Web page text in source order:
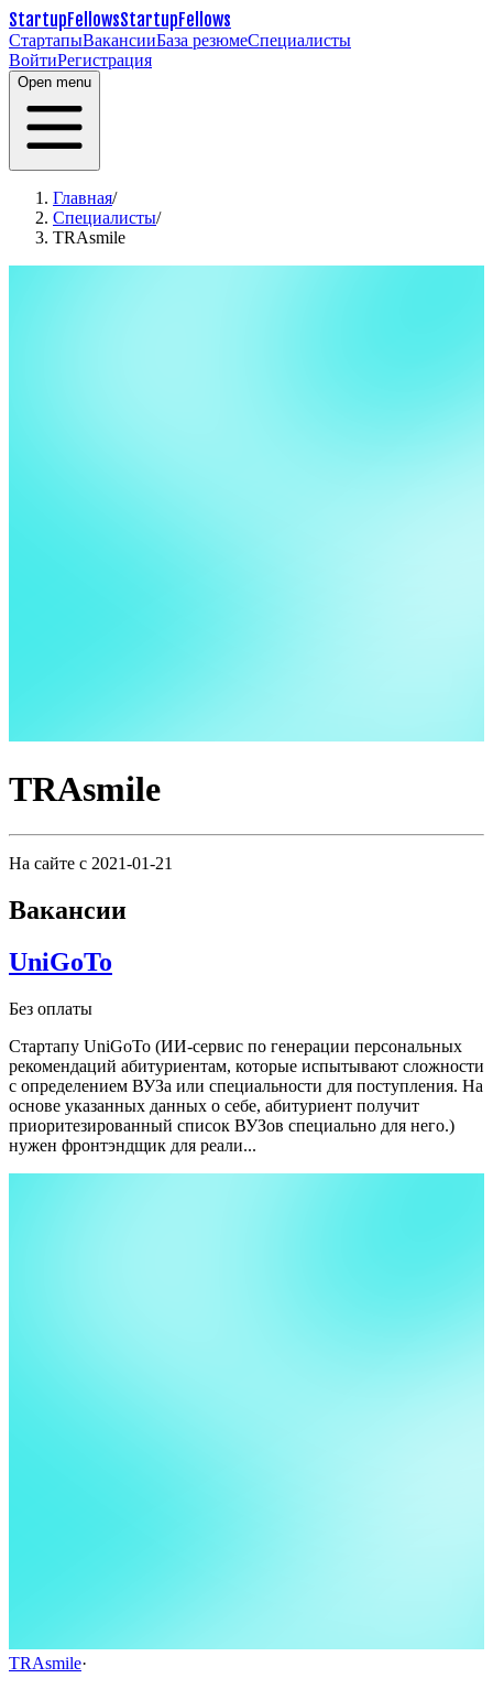
StartupFellowsStartupFellows
СтартапыВакансииБаза резюмеСпециалисты
ВойтиРегистрация
Open menu
Главная/
Специалисты/
TRAsmile
TRAsmile
На сайте с 2021-01-21
Вакансии
UniGoTo
Без оплаты
Стартапу UniGoTo (ИИ-сервис по генерации персональных
рекомендаций абитуриентам, которые испытывают сложности
с определением ВУЗа или специальности для поступления. На
основе указанных данных о себе, абитуриент получит
приоритезированный список ВУЗов специально для него.)
нужен фронтэндщик для реали...
TRAsmile·